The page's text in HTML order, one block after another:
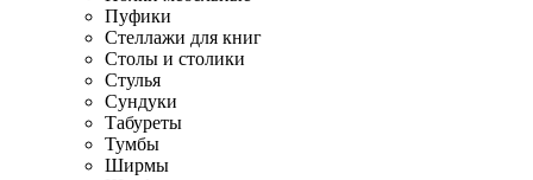
Пуфики
Стеллажи для книг
Столы и столики
Стулья
Сундуки
Табуреты
Тумбы
Ширмы